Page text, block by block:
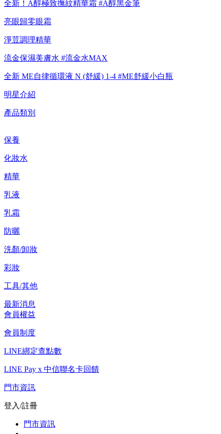
全新！A醇極致撫紋精華霜 #A醇黑金筆
亮眼歸零眼霜
淨荳調理精華
流金保濕美膚水 #流金水MAX
全新 ME自律循環液 N (舒緩) 1-4 #ME舒緩小白瓶
明星介紹
產品類別
保養
化妝水
精華
乳液
乳霜
防曬
洗顏/卸妝
彩妝
工具/其他
最新消息
會員權益
會員制度
LINE綁定查點數
LINE Pay x 中信聯名卡回饋
門市資訊
登入/註冊
門市資訊